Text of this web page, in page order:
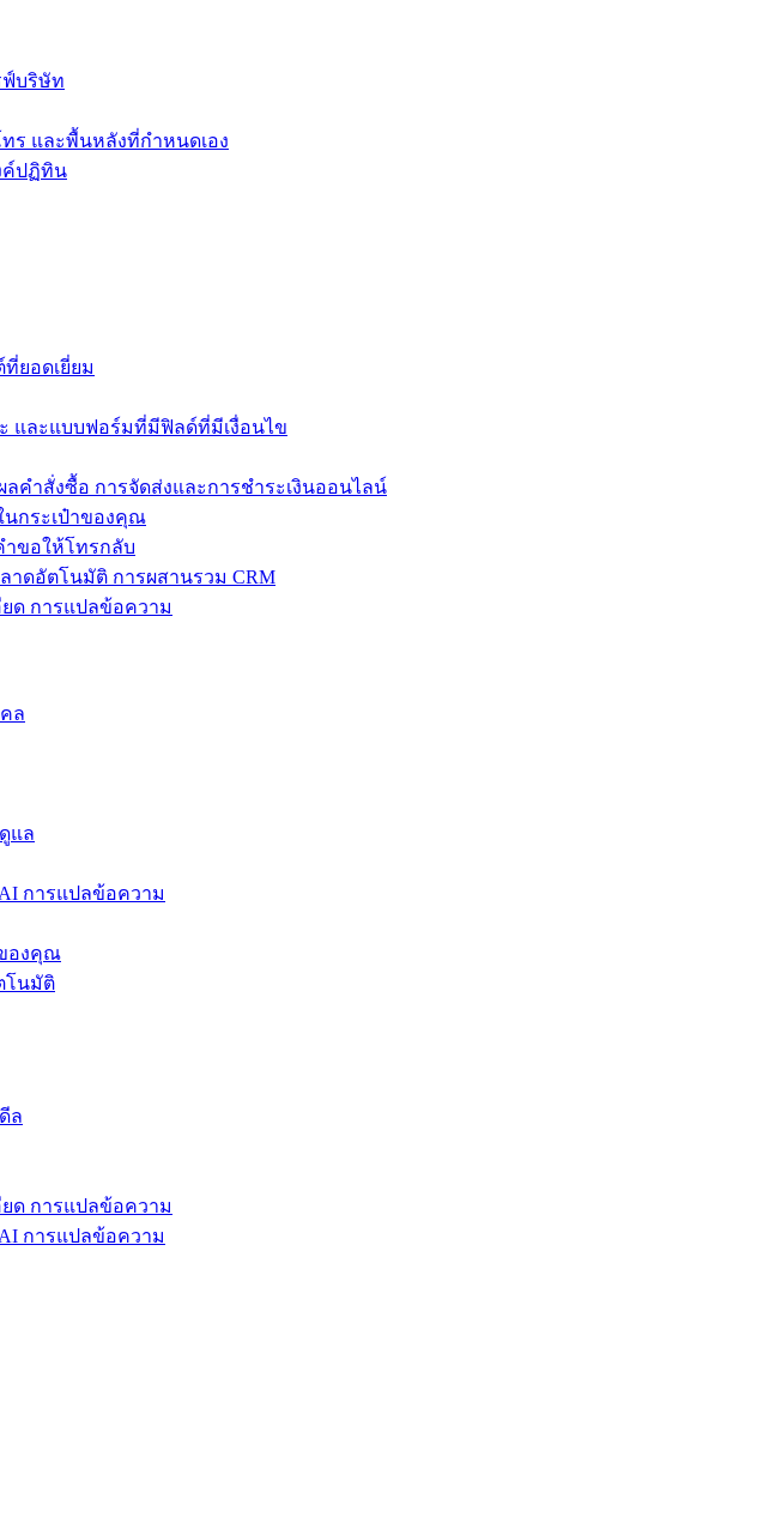
ฟ์บริษัท
ร และพื้นหลังที่กำหนดเอง
ค์ปฏิทิน
ยอดเยี่ยม
และแบบฟอร์มที่มีฟิลด์ที่มีเงื่อนไข
คำสั่งซื้อ การจัดส่งและการชำระเงินออนไลน์
นกระเป๋าของคุณ
ำขอให้โทรกลับ
ลาดอัตโนมัติ การผสานรวม CRM
ด การแปลข้อความ
ล
แล
การแปลข้อความ
องคุณ
โนมัติ
ล
ด การแปลข้อความ
การแปลข้อความ